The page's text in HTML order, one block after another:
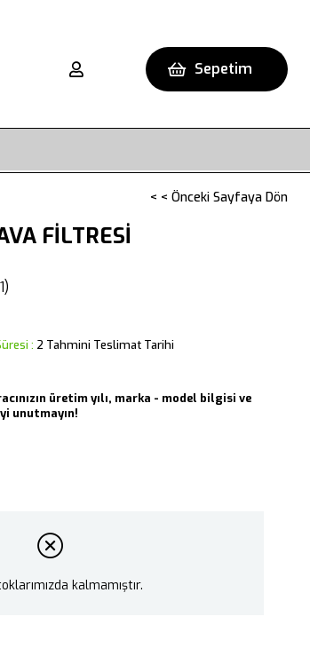
Sepetim
< < Önceki Sayfaya Dön
FİLTRESİ
: 2 Tahmini Teslimat Tarihi
üretim yılı, marka - model bilgisi ve
unutmayın!
kalmamıştır.